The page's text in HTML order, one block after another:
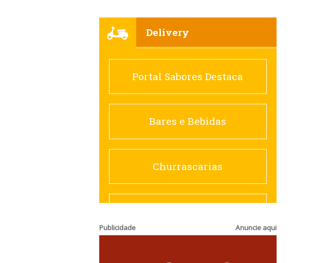
Cafés
Churrascarias
Comida saudável
Contemporânea
Delivery
Portal Sabores Destaca
Bares e Bebidas
Churrascarias
Publicidade Anuncie aqui